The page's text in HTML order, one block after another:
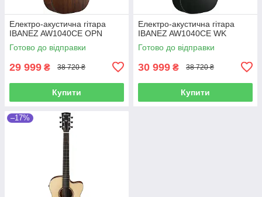
Електро-акустична гітара
IBANEZ AW1040CE OPN
Готово до відправки
29 999 ₴ 38 720 ₴
Купити
Електро-акустична гітара
IBANEZ AW1040CE WK
Готово до відправки
30 999 ₴ 38 720 ₴
Купити
–17%